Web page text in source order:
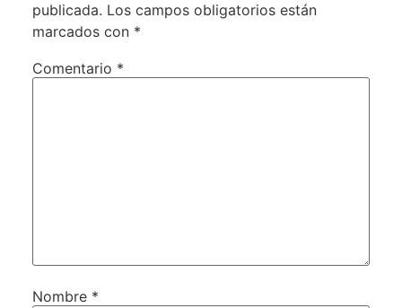
publicada. Los campos obligatorios están
marcados con *
Comentario *
Nombre *